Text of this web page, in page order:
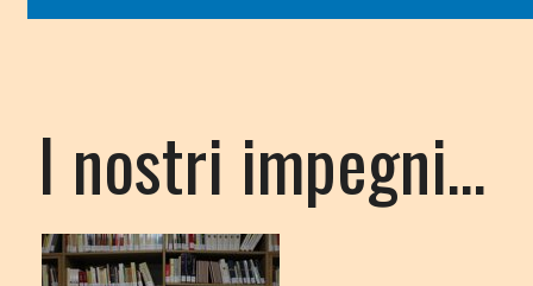
I nostri impegni…